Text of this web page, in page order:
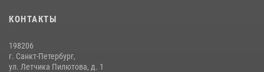
КОНТАКТЫ
198206
г. Санкт-Петербург,
ул. Летчика Пилютова, д. 1